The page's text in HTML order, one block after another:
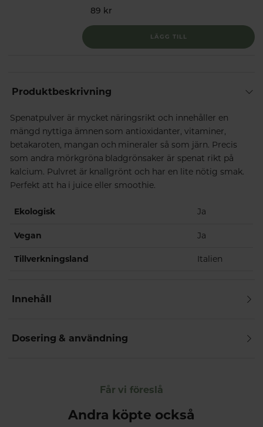
89 kr
LÄGG TILL
Produktbeskrivning
Spenatpulver är mycket näringsrikt och innehåller en
mängd nyttiga ämnen som antioxidanter, vitaminer,
betakaroten, mangan och mineraler så som järn. Precis
som andra mörkgröna bladgrönsaker är spenat rikt på
kalcium. Pulvret är knallgrönt och har en lite nötig smak.
Perfekt att ha i juice eller smoothie.
Ekologisk Ja
Vegan Ja
Tillverkningsland Italien
Innehåll
Dosering & användning
Får vi föreslå
Andra köpte också